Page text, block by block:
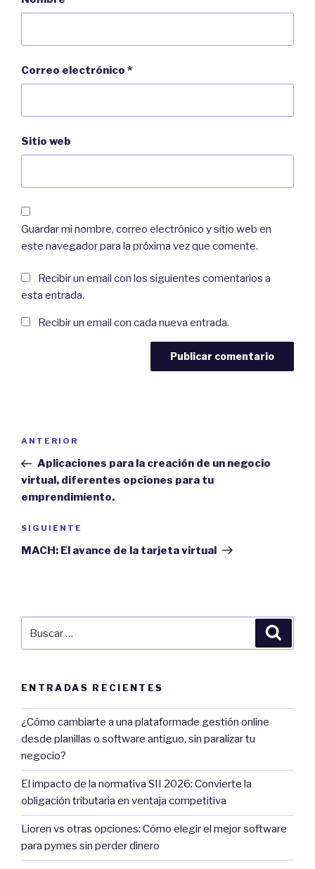
Correo electrónico *
Sitio web
Guardar mi nombre, correo electrónico y sitio web en
este navegador para la próxima vez que comente.
Recibir un email con los siguientes comentarios a
esta entrada.
Recibir un email con cada nueva entrada.
entradas
Previous
Post
ANTERIOR
Aplicaciones para la creación de un negocio
virtual, diferentes opciones para tu
emprendimiento.
Next
Post
SIGUIENTE
MACH: El avance de la tarjeta virtual
por:
ENTRADAS RECIENTES
¿Cómo cambiarte a una plataformade gestión online
desde planillas o software antiguo, sin paralizar tu
negocio?
El impacto de la normativa SII 2026: Convierte la
obligación tributaria en ventaja competitiva
Lioren vs otras opciones: Cómo elegir el mejor software
para pymes sin perder dinero